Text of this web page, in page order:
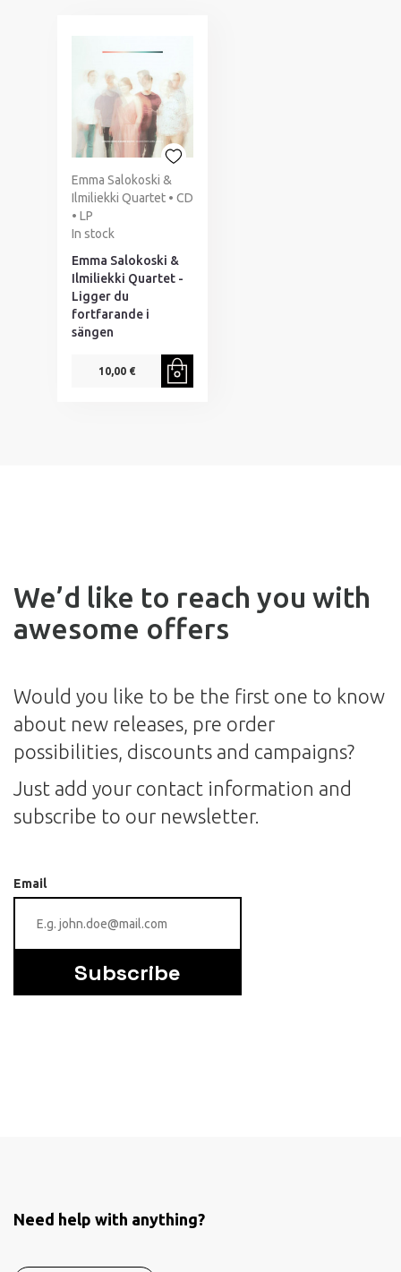
Emma Salokoski &
Ilmiliekki Quartet • CD
• LP
In stock
Emma Salokoski &
Ilmiliekki Quartet -
Ligger du
fortfarande i
sängen
10,00 €
We’d like to reach you with
awesome offers
Would you like to be the first one to know
about new releases, pre order
possibilities, discounts and campaigns?
Just add your contact information and
subscribe to our newsletter.
Email
Subscribe
Need help with anything?